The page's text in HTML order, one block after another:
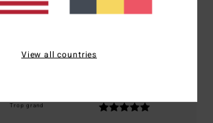
Trop grand
View all countries